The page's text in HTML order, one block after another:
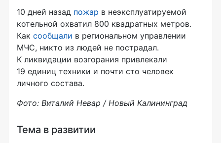
10 дней назад пожар в неэксплуатируемой
котельной охватил 800 квадратных метров.
Как сообщали в региональном управлении
МЧС, никто из людей не пострадал.
К ликвидации возгорания привлекали
19 единиц техники и почти сто человек
личного состава.
Фото: Виталий Невар / Новый Калининград
Тема в развитии